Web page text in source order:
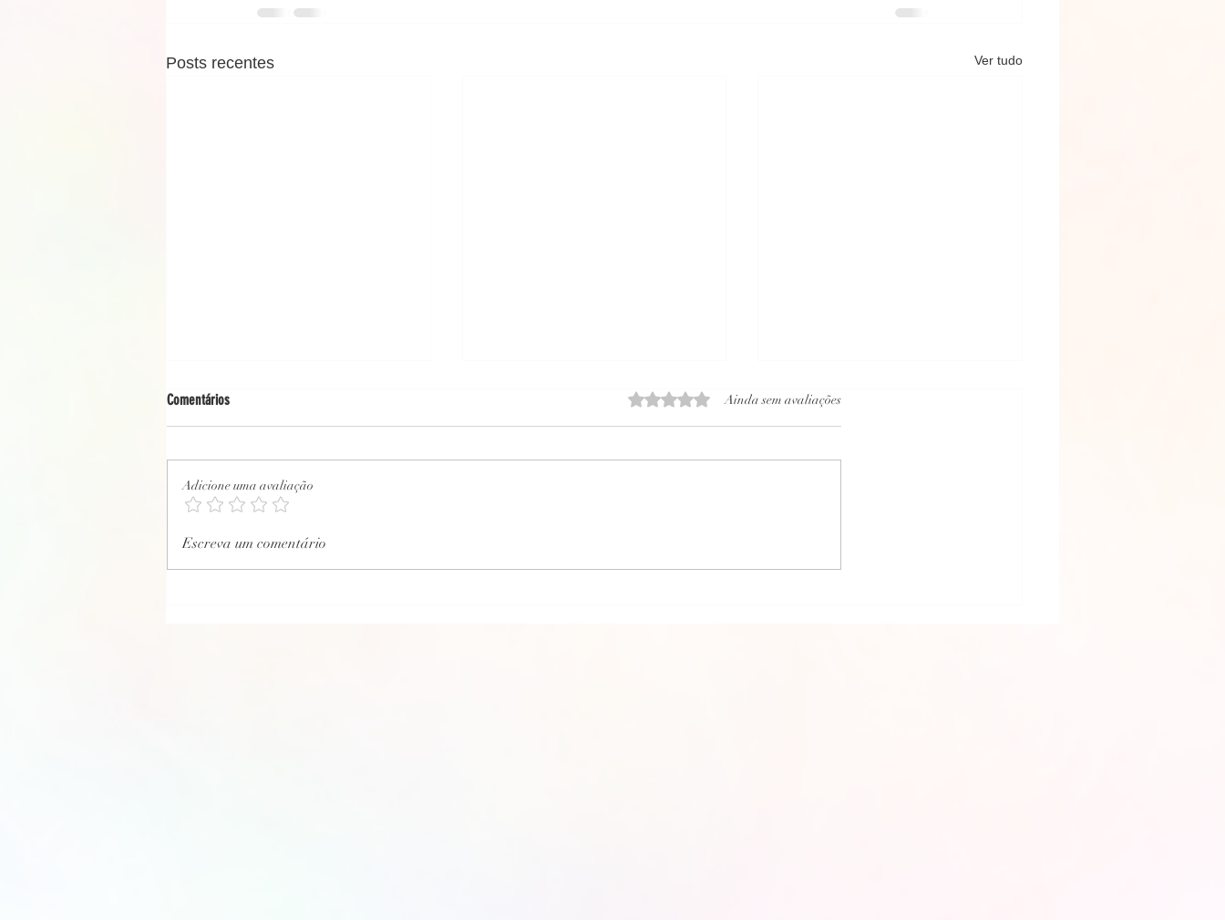
Posts recentes Ver tudo
Comentários Avaliado com 0 de 5 estrelas.
Ainda sem avaliações
Adicione uma avaliação
Escreva um comentário